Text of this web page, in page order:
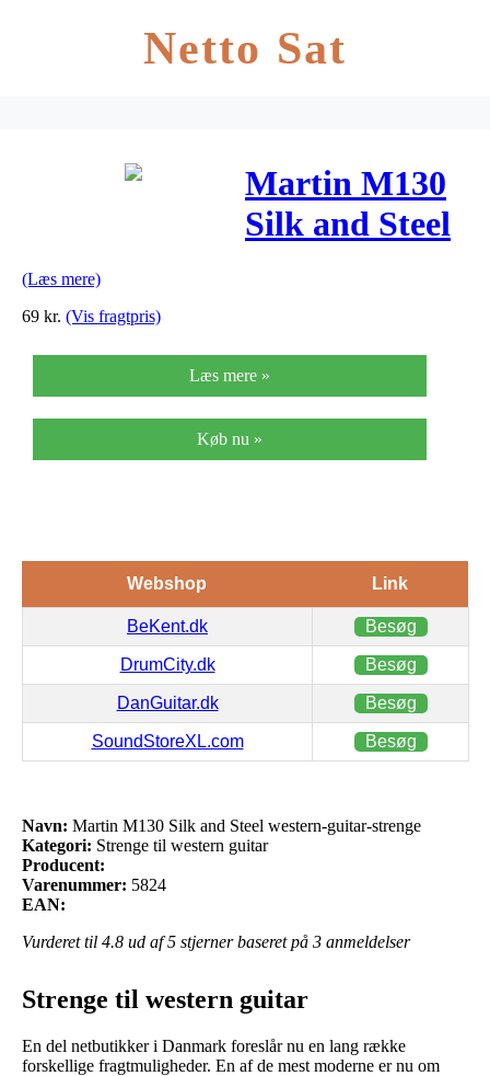
Netto Sat
Martin M130
Silk and Steel
(Læs mere)
69 kr. (Vis fragtpris)
Læs mere »
Køb nu »
Webshop Link
BeKent.dk Besøg
DrumCity.dk Besøg
DanGuitar.dk Besøg
SoundStoreXL.com Besøg
Navn: Martin M130 Silk and Steel western-guitar-strenge
Kategori: Strenge til western guitar
Producent:
Varenummer: 5824
EAN:
Vurderet til 4.8 ud af 5 stjerner baseret på 3 anmeldelser
Strenge til western guitar
En del netbutikker i Danmark foreslår nu en lang række
forskellige fragtmuligheder. En af de mest moderne er nu om